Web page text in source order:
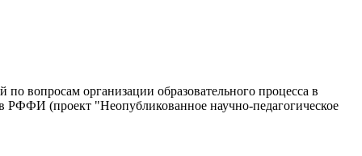
вопросам организации образовательного процесса в
(проект "Неопубликованное научно-педагогическое